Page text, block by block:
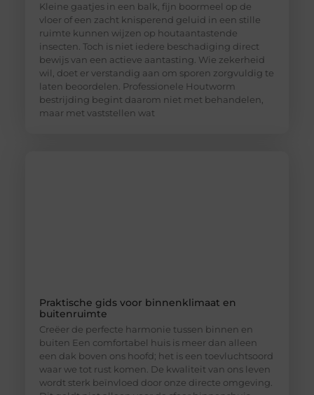
Kleine gaatjes in een balk, fijn boormeel op de
vloer of een zacht knisperend geluid in een stille
ruimte kunnen wijzen op houtaantastende
insecten. Toch is niet iedere beschadiging direct
bewijs van een actieve aantasting. Wie zekerheid
wil, doet er verstandig aan om sporen zorgvuldig te
laten beoordelen. Professionele Houtworm
bestrijding begint daarom niet met behandelen,
maar met vaststellen wat
Praktische gids voor binnenklimaat en
buitenruimte
Creëer de perfecte harmonie tussen binnen en
buiten Een comfortabel huis is meer dan alleen
een dak boven ons hoofd; het is een toevluchtsoord
waar we tot rust komen. De kwaliteit van ons leven
wordt sterk beïnvloed door onze directe omgeving.